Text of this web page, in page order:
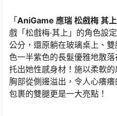
「AniGame 應瑞 松戲梅 其
戲「松戲梅·其上」的角色設
公分，還原躺在玻璃桌上、
色一半紫色的長髮優雅地散
托出她性感身材！施以柔軟
胸部從側邊溢出，令人心癢
包裹的雙腿更是一大亮點！